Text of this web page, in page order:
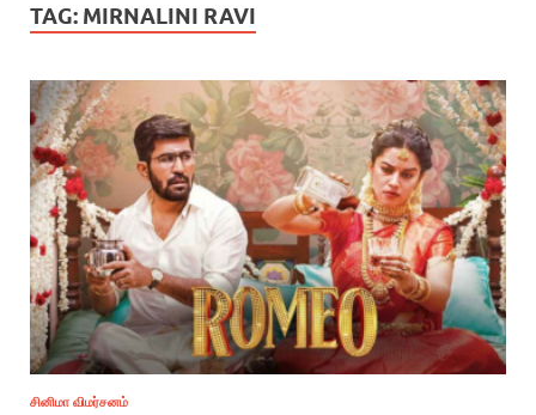
TAG: MIRNALINI RAVI
சினிமா விமர்சனம்